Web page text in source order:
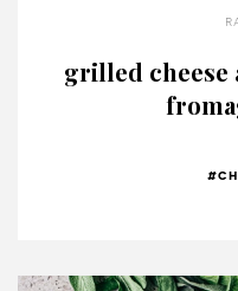
grilled cheese